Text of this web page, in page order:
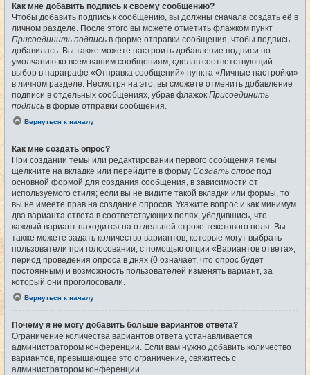
Как мне добавить подпись к своему сообщению?
Чтобы добавить подпись к сообщению, вы должны сначала создать её в
личном разделе. После этого вы можете отметить флажком пункт
Присоединить подпись в форме отправки сообщения, чтобы подпись
добавилась. Вы также можете настроить добавление подписи по
умолчанию ко всем вашим сообщениям, сделав соответствующий
выбор в параграфе «Отправка сообщений» пункта «Личные настройки»
в личном разделе. Несмотря на это, вы сможете отменить добавление
подписи в отдельных сообщениях, убрав флажок Присоединить
подпись в форме отправки сообщения.
Вернуться к началу
Как мне создать опрос?
При создании темы или редактировании первого сообщения темы
щёлкните на вкладке или перейдите в форму Создать опрос под
основной формой для создания сообщения, в зависимости от
используемого стиля; если вы не видите такой вкладки или формы, то
вы не имеете прав на создание опросов. Укажите вопрос и как минимум
два варианта ответа в соответствующих полях, убедившись, что
каждый вариант находится на отдельной строке текстового поля. Вы
также можете задать количество вариантов, которые могут выбрать
пользователи при голосовании, с помощью опции «Вариантов ответа»,
период проведения опроса в днях (0 означает, что опрос будет
постоянным) и возможность пользователей изменять вариант, за
который они проголосовали.
Вернуться к началу
Почему я не могу добавить больше вариантов ответа?
Ограничение количества вариантов ответа устанавливается
администратором конференции. Если вам нужно добавить количество
вариантов, превышающее это ограничение, свяжитесь с
администратором конференции.